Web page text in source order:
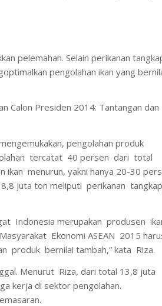
pelemahan. Selain perikanan
pengolahan ikan yang
Calon Presiden 2014: Tantangan dan
pengolahan produk
olahan tercatat 40 persen dari total
ikan menurun, yakni hanya 20-30
juta ton meliputi perikanan
Indonesia merupakan produsen
Ekonomi ASEAN 2015
produk bernilai tambah,“ kata Riza.
Menurut Riza, dari total 13,8 juta
kerja di sektor pengolahan.